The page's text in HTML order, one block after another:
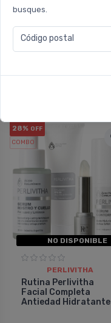
busques.
Código postal
PERLIVITHA
Rutina Perlivitha
28% OFF
COMBO
NO DISPONIBLE
PERLIVITHA
Rutina Perlivitha
Facial Completa
Antiedad Hidratante